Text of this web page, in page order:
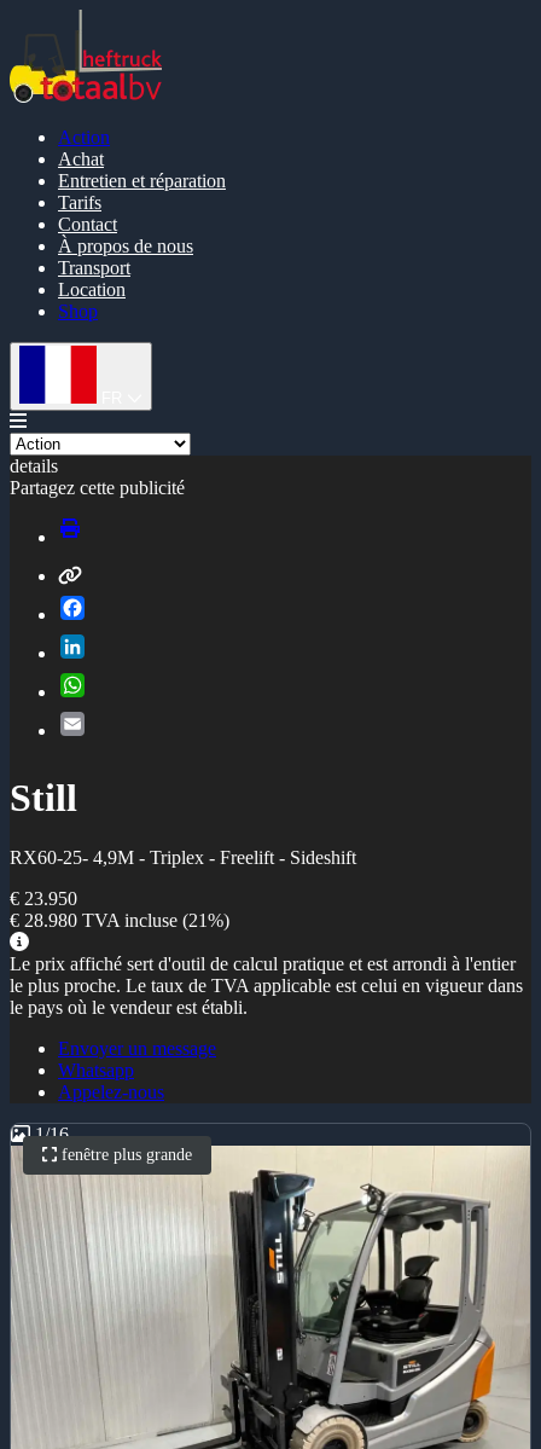
Action
Achat
Entretien et réparation
Tarifs
Contact
À propos de nous
Transport
Location
Shop
details
Partagez cette publicité
Still
RX60-25- 4,9M - Triplex - Freelift - Sideshift
€ 23.950
€ 28.980 TVA incluse (21%)
Le prix affiché sert d'outil de calcul pratique et est arrondi à l'entier
le plus proche. Le taux de TVA applicable est celui en vigueur dans
le pays où le vendeur est établi.
Envoyer un message
Whatsapp
Appelez-nous
fenêtre plus grande
1/16